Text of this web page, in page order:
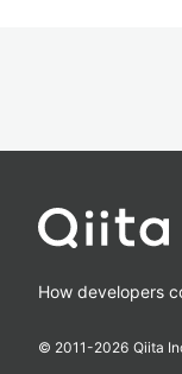
How developers
© 2011-2026 Qiita